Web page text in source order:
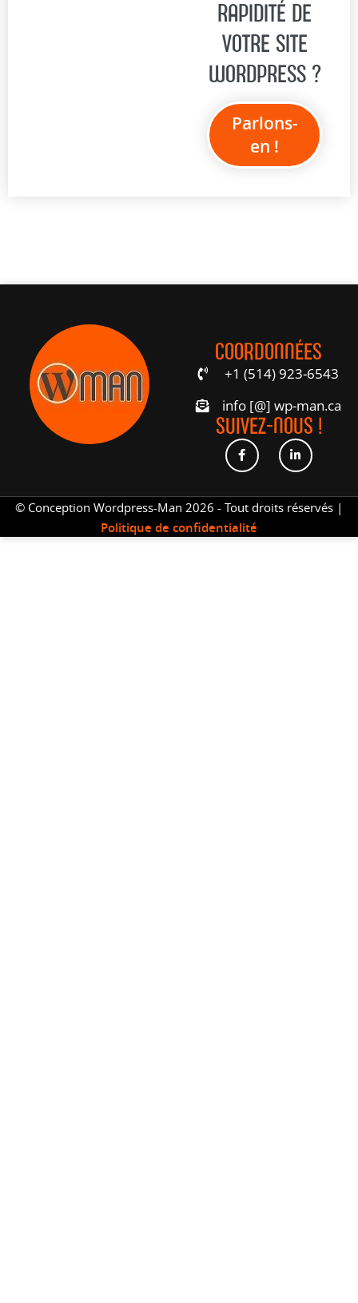
RAPIDITÉ DE
VOTRE SITE
WORDPRESS ?
Parlons-
en !
COORDONNÉES
+1 (514) 923-6543
info [@] wp-man.ca
SUIVEZ-NOUS !
© Conception Wordpress-Man 2026 - Tout droits réservés |
Politique de confidentialité